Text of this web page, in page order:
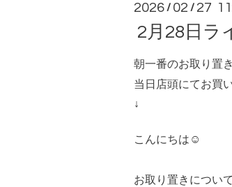
2026 / 02 / 27
2月28日ラ
朝一番のお取り置
当日店頭にてお買
↓
こんにちは☺︎
お取り置きについ